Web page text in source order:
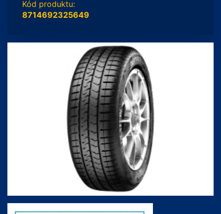
Kód produktu:
8714692325649